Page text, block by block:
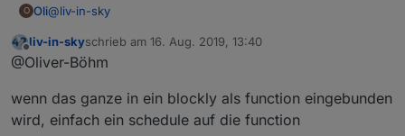
O Oli@liv-in-sky
und wie hälst du deine Werte aktuell?
Offline
liv-in-skyschrieb am 16. Aug. 2019, 13:40
zuletzt editiert von
@Oliver-Böhm
wenn das ganze in ein blockly als function eingebunden
wird, einfach ein schedule auf die function